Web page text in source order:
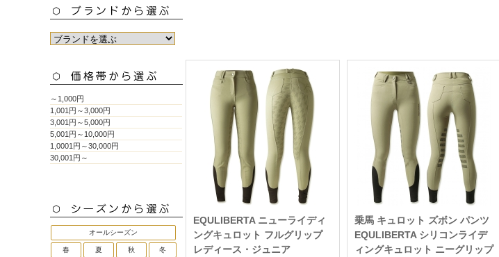
～1,000円
1,001円～3,000円
3,001円～5,000円
5,001円～10,000円
1,0001円～30,000円
30,001円～
オールシーズン
春 夏 秋 冬
EQULIBERTA ニューライディ
ングキュロット フルグリップ
レディース・ジュニア
乗馬 キュロット ズボン パンツ
EQULIBERTA シリコンライデ
ィングキュロット ニーグリップ